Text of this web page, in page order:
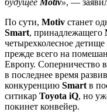
По сути, Motiv станет
Smart, принадлежащего
четырехколесное детище
прежде всего на
Европу. Соперничество
в последнее время
конкуренцию Smart в
ситикар Toyota iQ, но
покинет конвейер.